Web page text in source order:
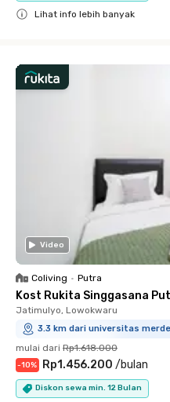
Lihat info lebih banyak
Video
Coliving • Putra
Kost Rukita Singgasana
Jatimulyo, Lowokwaru
3.3 km dari universitas
mulai dari Rp1.618.000
-10% Rp1.456.200 /bulan
Diskon sewa min. 12 Bulan